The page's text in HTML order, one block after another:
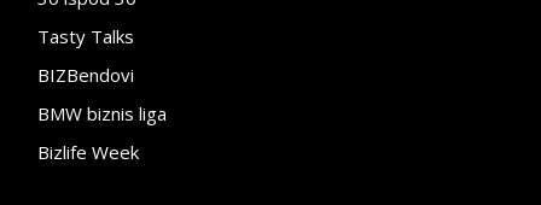
Tasty Talks
BIZBendovi
BMW biznis liga
Bizlife Week